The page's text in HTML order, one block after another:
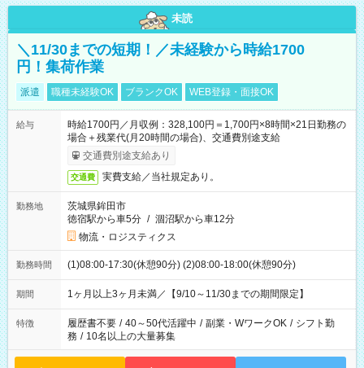
未読
＼11/30までの短期！／未経験から時給1700
円！集荷作業
派遣 職種未経験OK ブランクOK WEB登録・面接OK
給与
時給1700円／月収例：328,100円＝1,700円×8時間×21日勤務の
場合＋残業代(月20時間の場合)、交通費別途支給
交通費別途支給あり
交通費 実費支給／当社規定あり。
勤務地
茨城県鉾田市
徳宿駅から車5分 / 涸沼駅から車12分
物流・ロジスティクス
勤務時間 (1)08:00-17:30(休憩90分) (2)08:00-18:00(休憩90分)
期間 1ヶ月以上3ヶ月未満／【9/10～11/30までの期間限定】
特徴 履歴書不要 / 40～50代活躍中 / 副業・WワークOK / シフト勤
務 / 10名以上の大量募集